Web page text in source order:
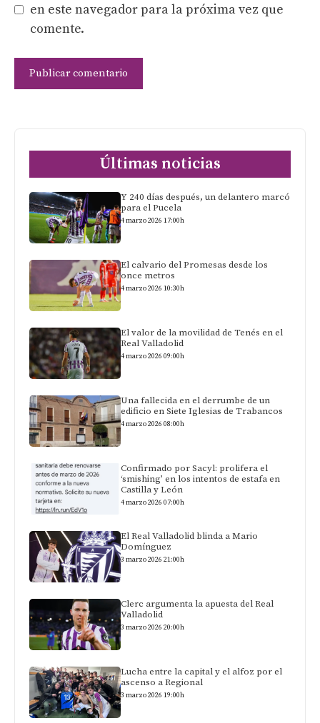
en este navegador para la próxima vez que
comente.
Últimas noticias
Y 240 días después, un delantero marcó
para el Pucela
4 marzo 2026 17:00h
El calvario del Promesas desde los
once metros
4 marzo 2026 10:30h
El valor de la movilidad de Tenés en el
Real Valladolid
4 marzo 2026 09:00h
Una fallecida en el derrumbe de un
edificio en Siete Iglesias de Trabancos
4 marzo 2026 08:00h
Confirmado por Sacyl: prolifera el
‘smishing’ en los intentos de estafa en
Castilla y León
4 marzo 2026 07:00h
El Real Valladolid blinda a Mario
Domínguez
3 marzo 2026 21:00h
Clerc argumenta la apuesta del Real
Valladolid
3 marzo 2026 20:00h
Lucha entre la capital y el alfoz por el
ascenso a Regional
3 marzo 2026 19:00h